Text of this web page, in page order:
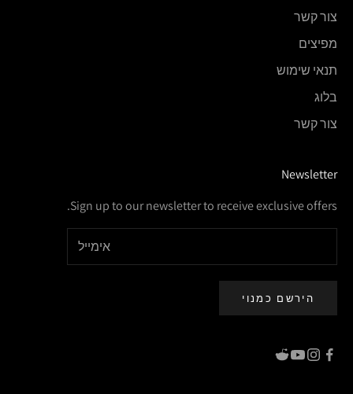
צור קשר
מפיצים
תנאי שימוש
בלוג
צור קשר
Newsletter
Sign up to our newsletter to receive exclusive offers.
הירשם כמנוי